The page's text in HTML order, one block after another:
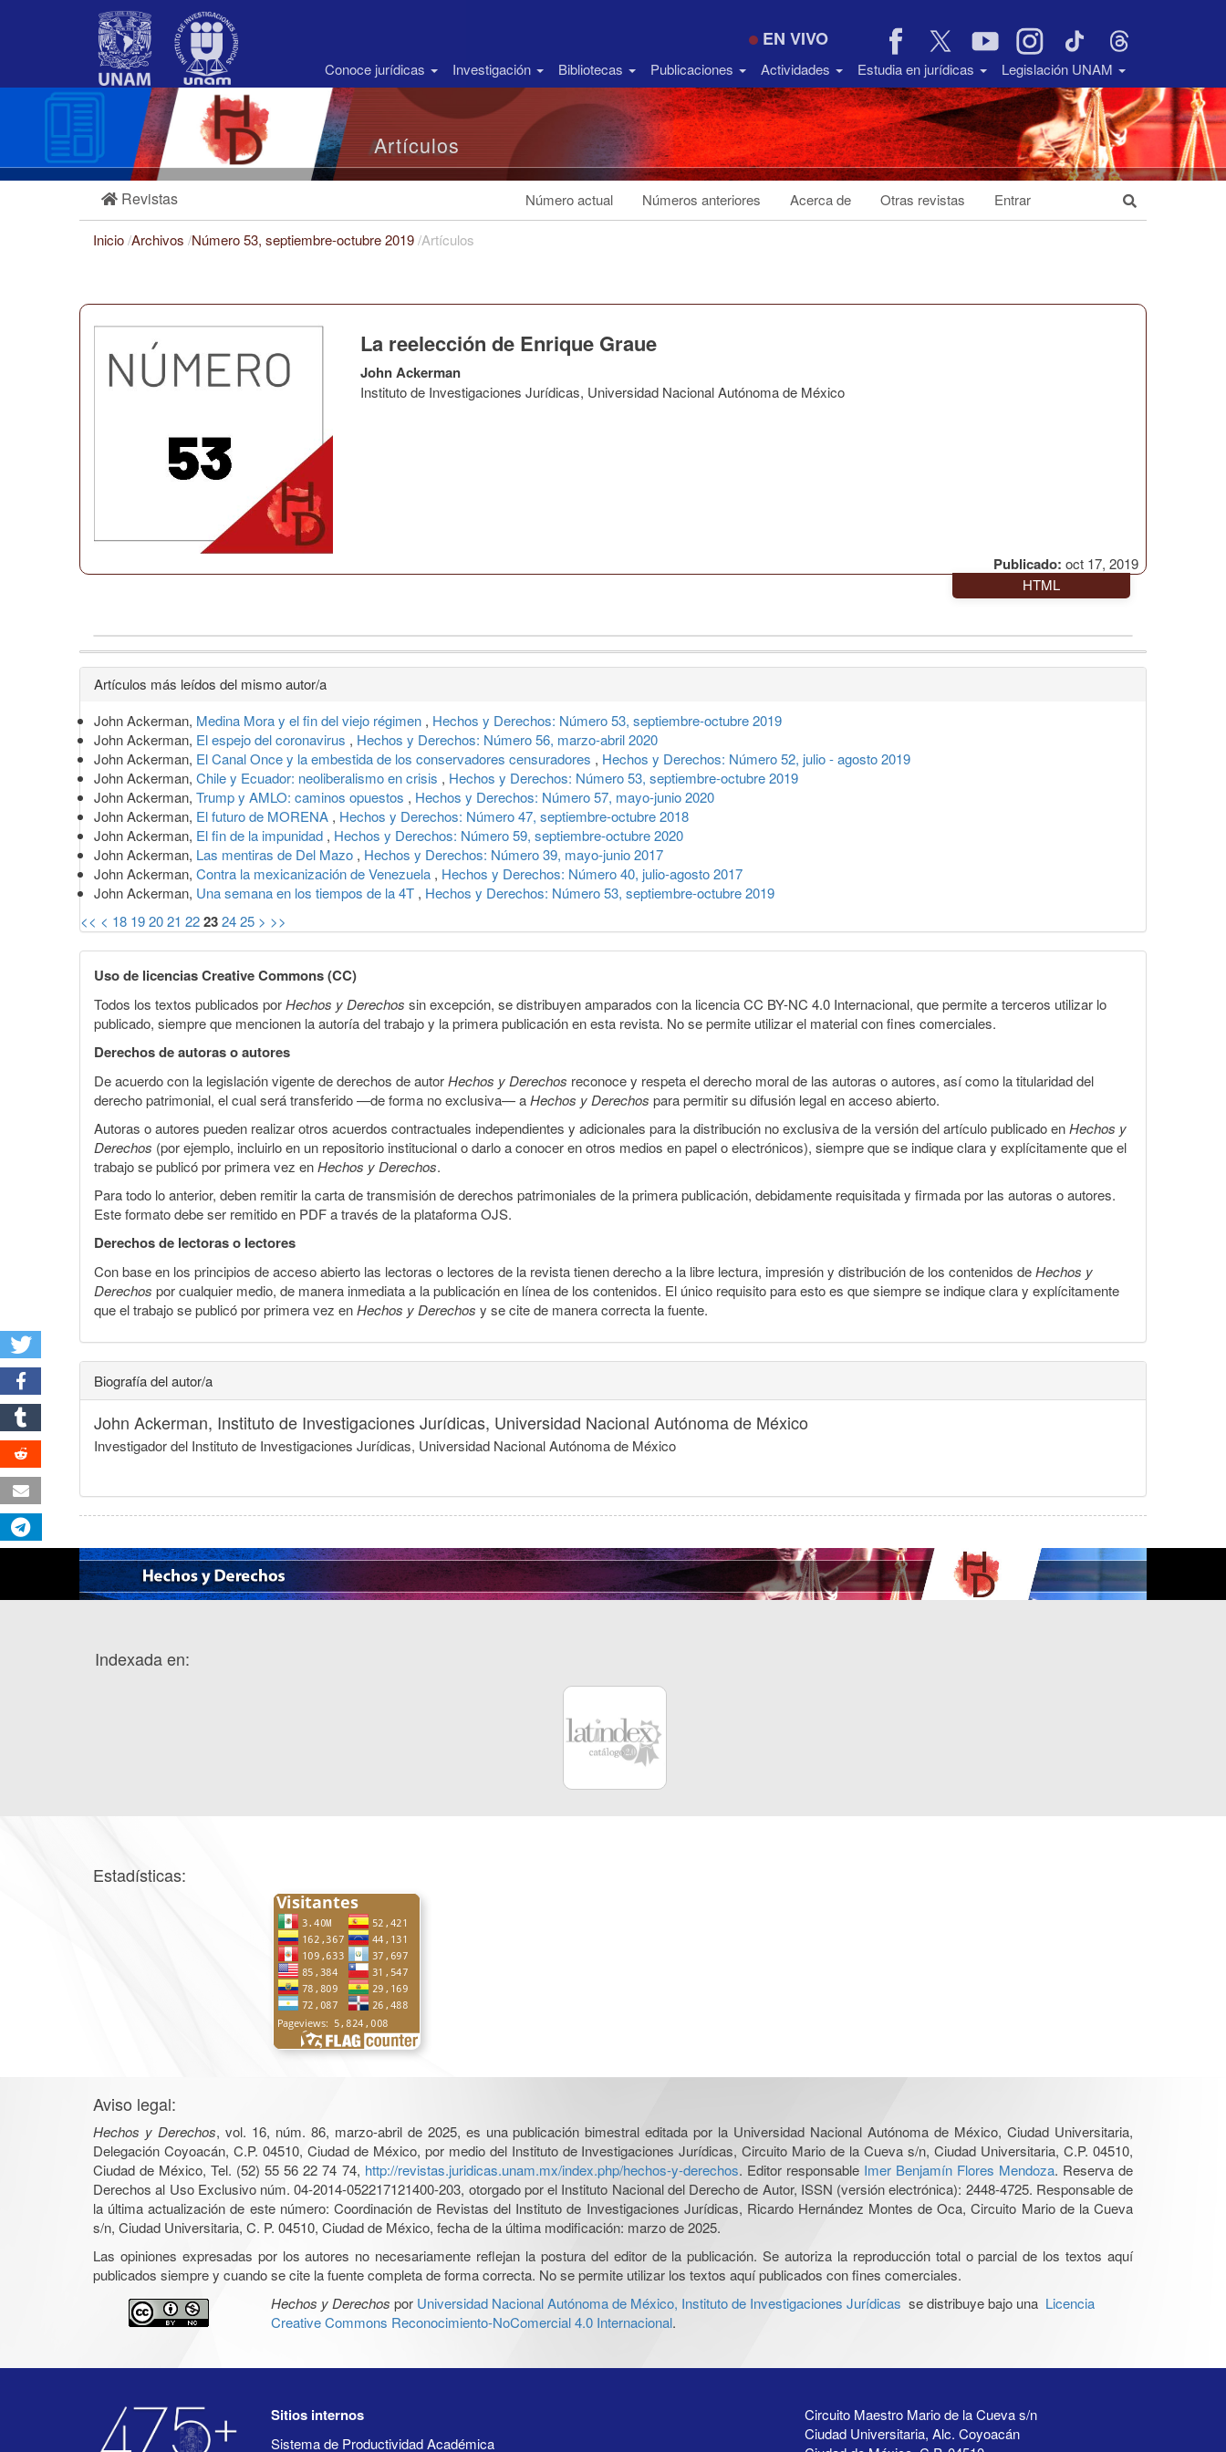
Barra
EN VIVO
Conoce jurídicas Investigación Bibliotecas Publicaciones Actividades Estudia en jurídicas Legislación UNAM
Artículos
Revistas Número actual Números anteriores Acerca de Otras revistas Entrar
Inicio/Archivos /Número 53, septiembre-octubre 2019/Artículos
Publicado: oct 17, 2019
La reelección de Enrique Graue
John Ackerman
Instituto de Investigaciones Jurídicas, Universidad Nacional Autónoma de México
HTML
Detalles
del
artículo
Artículos más leídos del mismo autor/a
John Ackerman, Medina Mora y el fin del viejo régimen , Hechos y Derechos: Número 53, septiembre-octubre 2019
John Ackerman, El espejo del coronavirus , Hechos y Derechos: Número 56, marzo-abril 2020
John Ackerman, El Canal Once y la embestida de los conservadores censuradores , Hechos y Derechos: Número 52, julio - agosto 2019
John Ackerman, Chile y Ecuador: neoliberalismo en crisis , Hechos y Derechos: Número 53, septiembre-octubre 2019
John Ackerman, Trump y AMLO: caminos opuestos , Hechos y Derechos: Número 57, mayo-junio 2020
John Ackerman, El futuro de MORENA , Hechos y Derechos: Número 47, septiembre-octubre 2018
John Ackerman, El fin de la impunidad , Hechos y Derechos: Número 59, septiembre-octubre 2020
John Ackerman, Las mentiras de Del Mazo , Hechos y Derechos: Número 39, mayo-junio 2017
John Ackerman, Contra la mexicanización de Venezuela , Hechos y Derechos: Número 40, julio-agosto 2017
John Ackerman, Una semana en los tiempos de la 4T , Hechos y Derechos: Número 53, septiembre-octubre 2019
<< < 18 192021 22232425 > >>
Uso de licencias Creative Commons (CC)
Todos los textos publicados porHechos y Derechos sin excepción, se distribuyen amparados con la licencia CC BY-NC 4.0 Internacional, que permite a terceros utilizar lo
publicado, siempre que mencionen la autoría del trabajo y la primera publicación en esta revista. No se permite utilizar el material con fines comerciales.
Derechos de autoras o autores
De acuerdo con la legislación vigente de derechos de autorHechos y Derechos reconoce y respeta el derecho moral de las autoras o autores, así como la titularidad del
derecho patrimonial, el cual será transferido —de forma no exclusiva— aHechos y Derechos para permitir su difusión legal en acceso abierto.
Autoras o autores pueden realizar otros acuerdos contractuales independientes y adicionales para la distribución no exclusiva de la versión del artículo publicado enHechos y
Derechos (por ejemplo, incluirlo en un repositorio institucional o darlo a conocer en otros medios en papel o electrónicos), siempre que se indique clara y explícitamente que el
trabajo se publicó por primera vez enHechos y Derechos.
Para todo lo anterior, deben remitir la carta de transmisión de derechos patrimoniales de la primera publicación, debidamente requisitada y firmada por las autoras o autores.
Este formato debe ser remitido en PDF a través de la plataforma OJS.
Derechos de lectoras o lectores
Con base en los principios de acceso abierto las lectoras o lectores de la revista tienen derecho a la libre lectura, impresión y distribución de los contenidos deHechos y
Derechos por cualquier medio, de manera inmediata a la publicación en línea de los contenidos. El único requisito para esto es que siempre se indique clara y explícitamente
que el trabajo se publicó por primera vez enHechos y Derechos y se cite de manera correcta la fuente.
Biografía del autor/a
John Ackerman, Instituto de Investigaciones Jurídicas, Universidad Nacional Autónoma de México
Investigador del Instituto de Investigaciones Jurídicas, Universidad Nacional Autónoma de México
Indexada en:
Estadísticas:
Aviso legal:
Hechos y Derechos, vol. 16, núm. 86, marzo-abril de 2025, es una publicación bimestral editada por la Universidad Nacional Autónoma de México, Ciudad Universitaria,
Delegación Coyoacán, C.P. 04510, Ciudad de México, por medio del Instituto de Investigaciones Jurídicas, Circuito Mario de la Cueva s/n, Ciudad Universitaria, C.P. 04510,
Ciudad de México, Tel. (52) 55 56 22 74 74, http://revistas.juridicas.unam.mx/index.php/hechos-y-derechos. Editor responsable Imer Benjamín Flores Mendoza. Reserva de
Derechos al Uso Exclusivo núm. 04-2014-052217121400-203, otorgado por el Instituto Nacional del Derecho de Autor, ISSN (versión electrónica): 2448-4725. Responsable de
la última actualización de este número: Coordinación de Revistas del Instituto de Investigaciones Jurídicas, Ricardo Hernández Montes de Oca, Circuito Mario de la Cueva
s/n, Ciudad Universitaria, C. P. 04510, Ciudad de México, fecha de la última modificación: marzo de 2025.
Las opiniones expresadas por los autores no necesariamente reflejan la postura del editor de la publicación. Se autoriza la reproducción total o parcial de los textos aquí
publicados siempre y cuando se cite la fuente completa de forma correcta. No se permite utilizar los textos aquí publicados con fines comerciales.
Hechos y Derechos por Universidad Nacional Autónoma de México, Instituto de Investigaciones Jurídicas se distribuye bajo una Licencia
Creative Commons Reconocimiento-NoComercial 4.0 Internacional.
Sitios internos
Sistema de Productividad Académica
Circuito Maestro Mario de la Cueva s/n
Ciudad Universitaria, Alc. Coyoacán